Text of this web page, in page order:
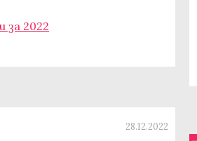
за 2022
28.12.2022